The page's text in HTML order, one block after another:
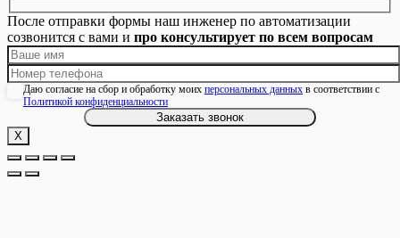
После отправки формы наш инженер по автоматизации
созвонится с вами и про консультирует по всем вопросам
Даю согласие на сбор и обработку моих персональных данных в соответствии с
Политикой конфиденциальности
Х